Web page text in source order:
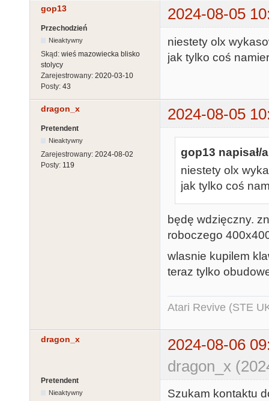
gop13 2024-08-05
Przechodzień
Nieaktywny
Skąd: wieś mazowiecka blisko
stolycy
Zarejestrowany: 2020-03-10
Posty: 43
niestety olx
jak tylko coś
dragon_x 2024-08-05
Pretendent
Nieaktywny
Zarejestrowany: 2024-08-02
Posty: 119
gop13 napisał/
niestety olx
jak tylko coś
będę wdzięczny.
roboczego
wlasnie kupilem
teraz tylko
Atari Revive (STE
dragon_x
2024-08-06
dragon_x
Pretendent
Nieaktywny
Szukam kontaktu